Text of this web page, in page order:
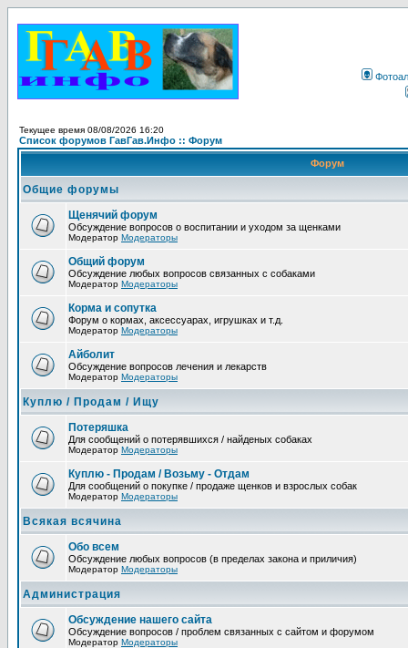
Текущее время 08/08/2026 16:20
Список форумов ГавГав.Инфо :: Форум
Форум
Общие форумы
Щенячий форум
Обсуждение вопросов о воспитании и уходом за щенками
Модератор Модераторы
Общий форум
Обсуждение любых вопросов связанных с собаками
Модератор Модераторы
Корма и сопутка
Форум о кормах, аксессуарах, игрушках и т.д.
Модератор Модераторы
Айболит
Обсуждение вопросов лечения и лекарств
Модератор Модераторы
Куплю / Продам / Ищу
Потеряшка
Для сообщений о потерявшихся / найденых собаках
Модератор Модераторы
Куплю - Продам / Возьму - Отдам
Для сообщений о покупке / продаже щенков и взрослых собак
Модератор Модераторы
Всякая всячина
Обо всем
Обсуждение любых вопросов (в пределах закона и приличия)
Модератор Модераторы
Администрация
Обсуждение нашего сайта
Обсуждение вопросов / проблем связанных с сайтом и форумом
Модератор Модераторы